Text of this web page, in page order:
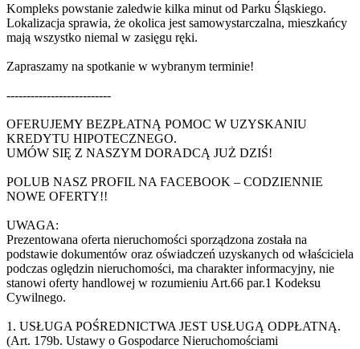
Kompleks powstanie zaledwie kilka minut od Parku Śląskiego.
Lokalizacja sprawia, że okolica jest samowystarczalna, mieszkańcy
mają wszystko niemal w zasięgu ręki.
Zapraszamy na spotkanie w wybranym terminie!
--------------------------
OFERUJEMY BEZPŁATNĄ POMOC W UZYSKANIU
KREDYTU HIPOTECZNEGO.
UMÓW SIĘ Z NASZYM DORADCĄ JUŻ DZIŚ!
POLUB NASZ PROFIL NA FACEBOOK – CODZIENNIE
NOWE OFERTY!!
UWAGA:
Prezentowana oferta nieruchomości sporządzona została na
podstawie dokumentów oraz oświadczeń uzyskanych od właściciela
podczas oględzin nieruchomości, ma charakter informacyjny, nie
stanowi oferty handlowej w rozumieniu Art.66 par.1 Kodeksu
Cywilnego.
1. USŁUGA POŚREDNICTWA JEST USŁUGĄ ODPŁATNĄ.
(Art. 179b. Ustawy o Gospodarce Nieruchomościami